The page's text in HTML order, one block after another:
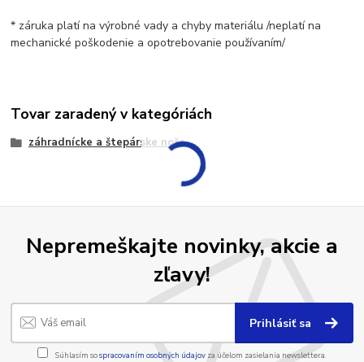
* záruka platí na výrobné vady a chyby materiálu /neplatí na
mechanické poškodenie a opotrebovanie používaním/
Tovar zaradený v kategóriách
záhradnícke a štepárske nože
Nepremeškajte novinky, akcie a
zľavy!
Prihlásiť sa
Súhlasím sospracovaním osobných údajov za účelom zasielania newslettera.